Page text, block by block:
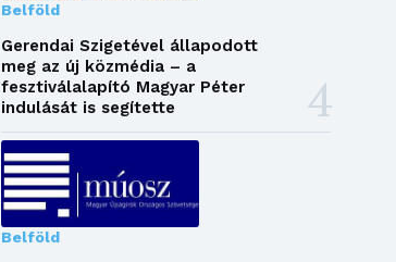
Belföld
Gerendai Szigetével állapodott
meg az új közmédia – a
fesztiválalapító Magyar Péter
indulását is segítette
Belföld